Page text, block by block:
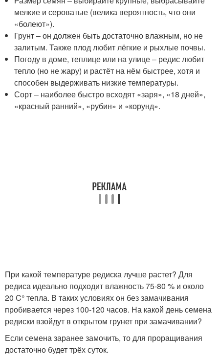
мелкие и сероватые (велика вероятность, что они
«болеют»).
Грунт – он должен быть достаточно влажным, но не
залитым. Также плод любит лёгкие и рыхлые почвы.
Погоду в доме, теплице или на улице – редис любит
тепло (но не жару) и растёт на нём быстрее, хотя и
способен выдерживать низкие температуры.
Сорт – наиболее быстро всходят «заря», «18 дней»,
«красный ранний», «рубин» и «корунд».
При какой температуре редиска лучше растет? Для
редиса идеально подходит влажность 75-80 % и около
20 C° тепла. В таких условиях он без замачивания
пробивается через 100-120 часов. На какой день семена
редиски взойдут в открытом грунет при замачивании?
Если семена заранее замочить, то для проращивания
достаточно будет трёх суток.